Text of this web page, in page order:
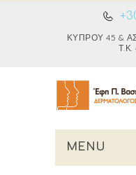
ΚΎΠΡΟΥ 45 &
Τ.Κ.
MENU